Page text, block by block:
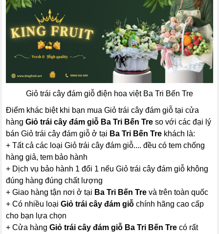
Giỏ trái cây đám giỗ điện hoa việt Ba Tri Bến Tre
Điểm khác biệt khi bạn mua Giỏ trái cây đám giỗ tại cửa
hàngGiỏ trái cây đám giỗ Ba Tri Bến Tre so với các đại lý
bán Giỏ trái cây đám giỗ ở tại Ba Tri Bến Tre khách là:
+ Tất cả các loại Giỏ trái cây đám giỗ.... đều có tem chống
hàng giả, tem bảo hành
+ Dịch vụ bảo hành 1 đổi 1 nếu Giỏ trái cây đám giỗ không
đúng hàng đúng chất lượng
+ Giao hàng tận nơi ở tại Ba Tri Bến Tre và trên toàn quốc
+ Có nhiều loạiGiỏ trái cây đám giỗ chính hãng cao cấp
cho bạn lựa chọn
+ Cửa hàngGiỏ trái cây đám giỗ Ba Tri Bến Tre có rất